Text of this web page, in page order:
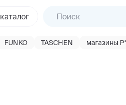
каталог
FUNKO TASCHEN магазины Р*